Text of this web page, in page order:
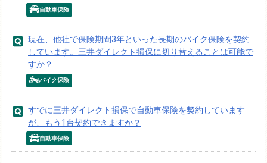
自動車保険
現在、他社で保険期間3年といった長期のバイク保険を契約
しています。三井ダイレクト損保に切り替えることは可能で
すか？
バイク保険
すでに三井ダイレクト損保で自動車保険を契約しています
が、もう1台契約できますか？
自動車保険